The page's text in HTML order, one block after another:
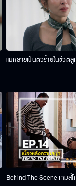
แม่กลายเป็นตัวร้ายในชีวิตลู
Behind The Scene เกมส์